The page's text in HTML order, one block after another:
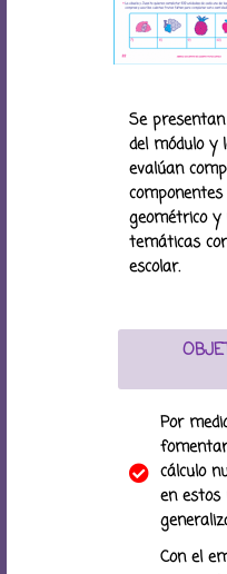
Se presentan
del módulo
evalúan
geométrico y
temáticas
escolar.
Por
cálculo
en estos
Con el